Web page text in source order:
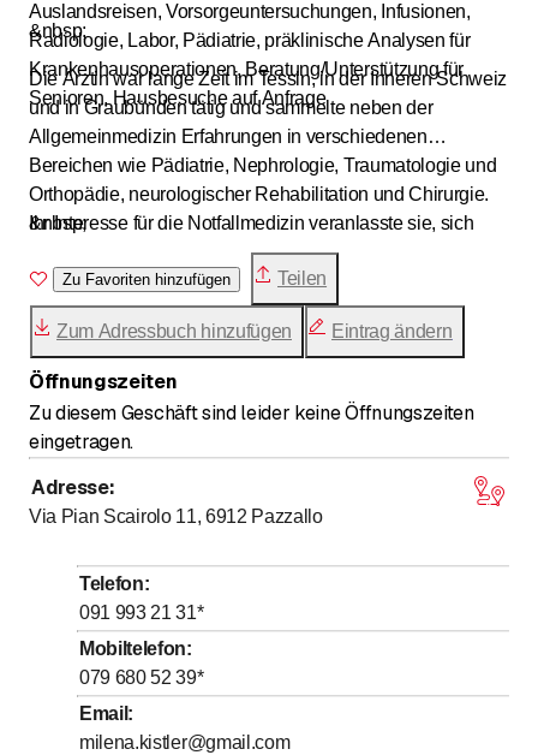
Auslandsreisen, Vorsorgeuntersuchungen, Infusionen,
Radiologie, Labor, Pädiatrie, präklinische Analysen für
Krankenhausoperationen, Beratung/Unterstützung für
Senioren, Hausbesuche auf Anfrage
&nbsp;
Die Ärztin war lange Zeit im Tessin, in der Inneren Schweiz
und in Graubünden tätig und sammelte neben der
Allgemeinmedizin Erfahrungen in verschiedenen
Bereichen wie Pädiatrie, Nephrologie, Traumatologie und
Orthopädie, neurologischer Rehabilitation und Chirurgie.
Ihr Interesse für die Notfallmedizin veranlasste sie, sich
mehrere Jahre lang in diesen Fachgebieten im
Krankenhausbereich und in der Intensiv- und
Notfallmedizin sowie im territorialen Rettungsdienst
(Krankenwagen) zu engagieren. Ihre große Leidenschaft
für die Primärversorgung und die Sehnsucht nach ihrer
Heimat motivierten sie, ins Tessin zurückzukehren.
&nbsp;
Zu Favoriten hinzufügen Teilen
Zum Adressbuch hinzufügen Eintrag ändern
Öffnungszeiten
Zu diesem Geschäft sind leider keine Öffnungszeiten
eingetragen.
Adresse:
Via Pian Scairolo 11, 6912 Pazzallo
Telefon:
091 993 21 31*
Mobiltelefon:
079 680 52 39*
Email :
milena.kistler@gmail.com